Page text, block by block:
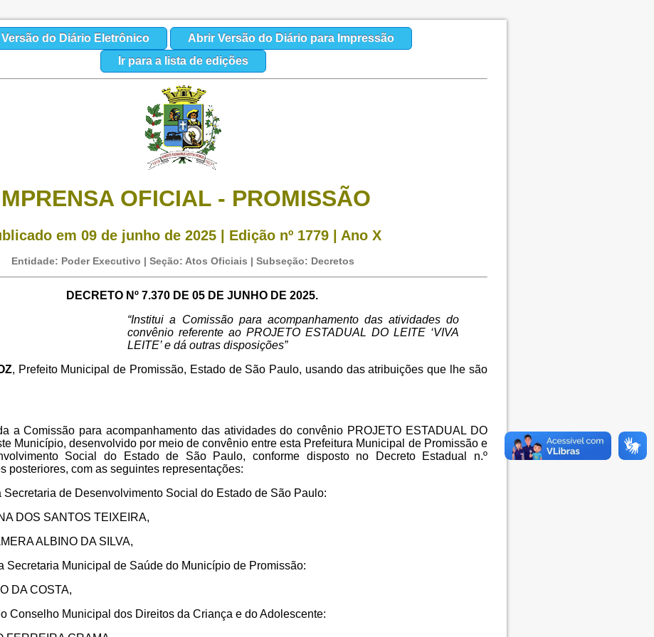
do Diário Eletrônico
Abrir Versão do Diário para Impressão
Ir para a lista de edições
OFICIAL - PROMISSÃO
em 09 de junho de 2025 | Edição nº 1779 | Ano X
Entidade: Poder Executivo | Seção: Atos Oficiais | Subseção: Decretos
DECRETO Nº 7.370 DE 05 DE JUNHO DE 2025.
“Institui a Comissão para acompanhamento das atividades do
convênio referente ao PROJETO ESTADUAL DO LEITE ‘VIVA
LEITE’ e dá outras disposições”
, Prefeito Municipal de Promissão, Estado de São Paulo, usando das atribuições que lhe são
a Comissão para acompanhamento das atividades do convênio PROJETO ESTADUAL DO
Município, desenvolvido por meio de convênio entre esta Prefeitura Municipal de Promissão e
Social do Estado de São Paulo, conforme disposto no Decreto Estadual n.º
posteriores, com as seguintes representações:
Secretaria de Desenvolvimento Social do Estado de São Paulo:
DOS SANTOS TEIXEIRA,
ALBINO DA SILVA,
Secretaria Municipal de Saúde do Município de Promissão:
DA COSTA,
Conselho Municipal dos Direitos da Criança e do Adolescente: